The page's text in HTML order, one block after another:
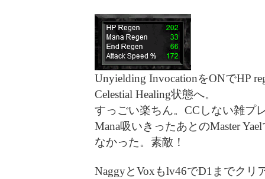
Unyielding InvocationをONでHP
Celestial Healing状態へ。
すっごい楽ちん。CCしない雑プ
Mana吸いきったあとのMaster
なかった。素敵！
NaggyとVoxもlv46でD1までクリ